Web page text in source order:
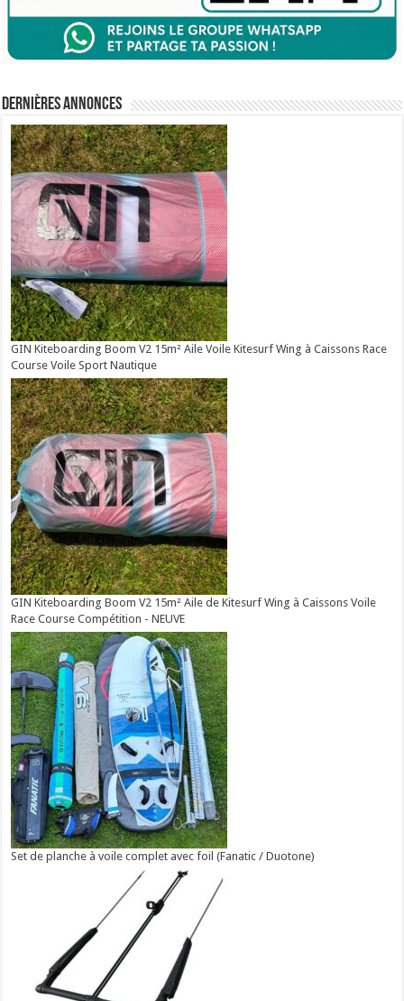
Dernières annonces
GIN Kiteboarding Boom V2 15m² Aile Voile Kitesurf Wing à Caissons Race
Course Voile Sport Nautique
GIN Kiteboarding Boom V2 15m² Aile de Kitesurf Wing à Caissons Voile
Race Course Compétition - NEUVE
Set de planche à voile complet avec foil (Fanatic / Duotone)